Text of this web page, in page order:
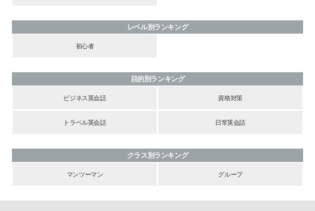
レベル別ランキング
初心者
目的別ランキング
ビジネス英会話
資格対策
トラベル英会話 日常英会話
クラス別ランキング
マンツーマン
グループ